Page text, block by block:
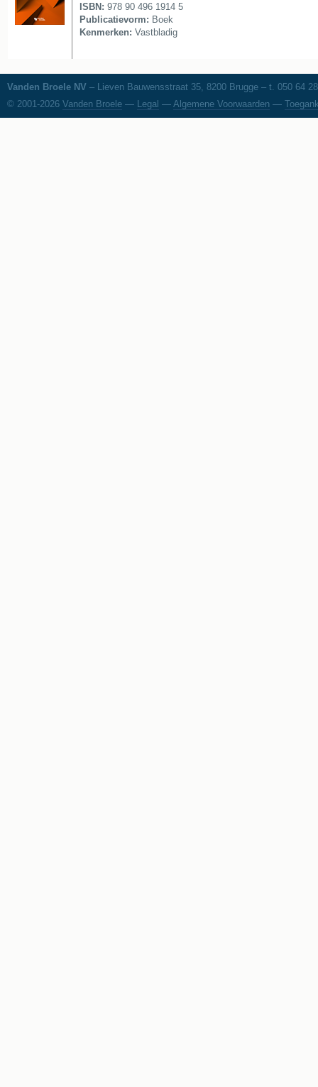
ISBN: 978 90 496 1914 5
Publicatievorm: Boek
Kenmerken: Vastbladig
Vanden Broele NV – Lieven Bauwensstraat 35, 8200 Brugge – t. 050 64
© 2001-2026 Vanden Broele — Legal — Algemene Voorwaarden —